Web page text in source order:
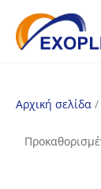
στο
περιεχόμενο
Αρχική σελίδα /